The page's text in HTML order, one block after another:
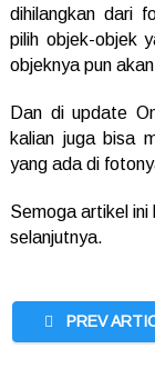
dihilangkan dari
pilih objek-objek
objeknya pun
Dan di update
kalian juga bisa
yang ada di
Semoga artikel ini
selanjutnya.
PREV